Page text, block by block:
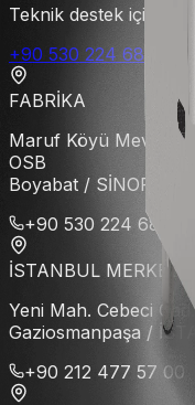
Teknik destek için
+90 530 224 6888
FABRİKA
Maruf Köyü Mevkii 6
OSB
Boyabat / SİNOP
+90 530 224 68 88
İSTANBUL MERKEZ
Yeni Mah. Cebeci
Gaziosmanpaşa /
+90 212 477 57 00